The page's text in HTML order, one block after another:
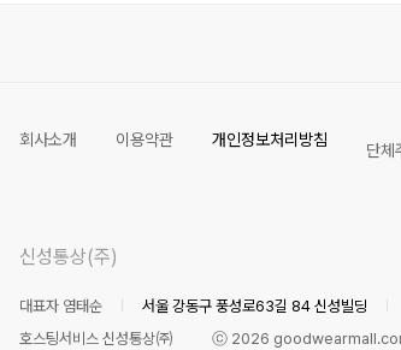
회사소개 이용약관 개인정보처리방침
단체
신성통상(주)
대표자 염태순 서울 강동구 풍성로63길 84 신성빌딩
호스팅서비스 신성통상㈜
ⓒ 2026